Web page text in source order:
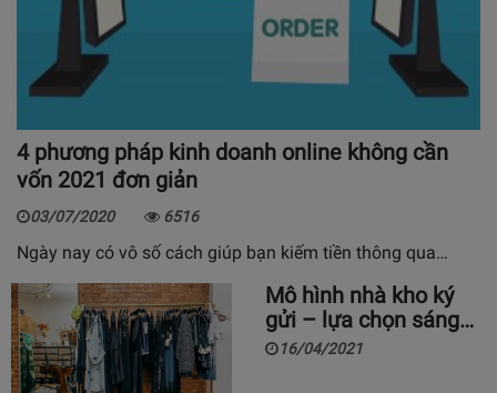
4 phương pháp kinh doanh online không cần
vốn 2021 đơn giản
03/07/2020 6516
Ngày nay có vô số cách giúp bạn kiếm tiền thông qua…
Mô hình nhà kho ký
gửi – lựa chọn sáng…
16/04/2021